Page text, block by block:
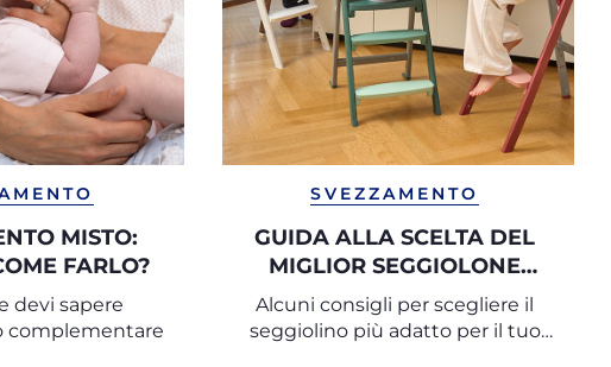
MISTO:
FARLO?
devi sapere
complementare
SVEZZAMENTO
GUIDA ALLA SCELTA DEL
MIGLIOR SEGGIOLONE
PAPPA
Alcuni consigli per scegliere il
seggiolino più adatto per il tuo